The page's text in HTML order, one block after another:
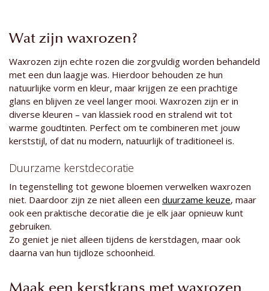
Wat zijn waxrozen?
Waxrozen zijn echte rozen die zorgvuldig worden behandeld
met een dun laagje was. Hierdoor behouden ze hun
natuurlijke vorm en kleur, maar krijgen ze een prachtige
glans en blijven ze veel langer mooi. Waxrozen zijn er in
diverse kleuren – van klassiek rood en stralend wit tot
warme goudtinten. Perfect om te combineren met jouw
kerststijl, of dat nu modern, natuurlijk of traditioneel is.
Duurzame kerstdecoratie
In tegenstelling tot gewone bloemen verwelken waxrozen
niet. Daardoor zijn ze niet alleen een duurzame keuze, maar
ook een praktische decoratie die je elk jaar opnieuw kunt
gebruiken.
Zo geniet je niet alleen tijdens de kerstdagen, maar ook
daarna van hun tijdloze schoonheid.
Maak een kerstkrans met waxrozen